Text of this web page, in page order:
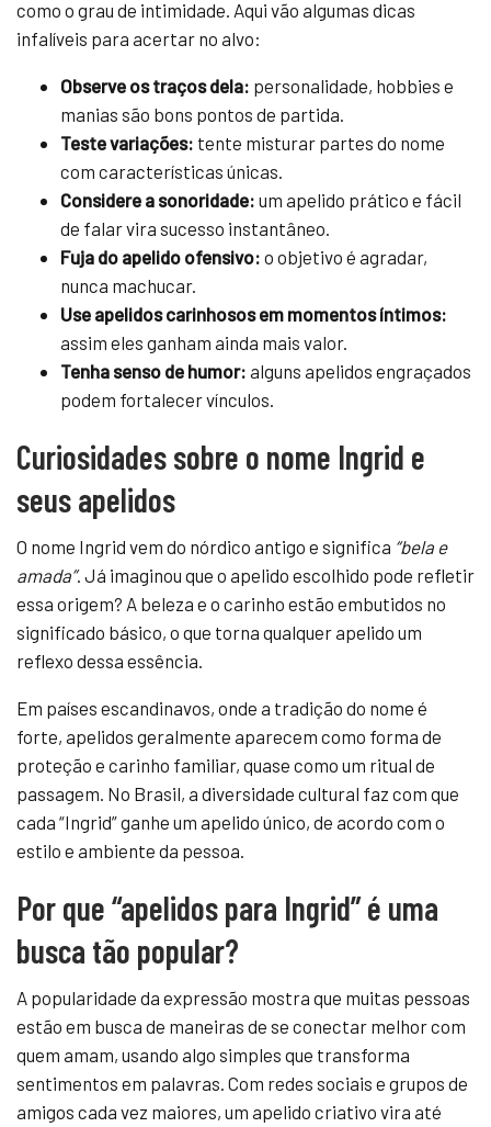
como o grau de intimidade. Aqui vão algumas dicas
infalíveis para acertar no alvo:
Observe os traços dela: personalidade, hobbies e
manias são bons pontos de partida.
Teste variações: tente misturar partes do nome
com características únicas.
Considere a sonoridade: um apelido prático e fácil
de falar vira sucesso instantâneo.
Fuja do apelido ofensivo: o objetivo é agradar,
nunca machucar.
Use apelidos carinhosos em momentos íntimos:
assim eles ganham ainda mais valor.
Tenha senso de humor: alguns apelidos engraçados
podem fortalecer vínculos.
Curiosidades sobre o nome Ingrid e
seus apelidos
O nome Ingrid vem do nórdico antigo e significa “bela e
amada”. Já imaginou que o apelido escolhido pode refletir
essa origem? A beleza e o carinho estão embutidos no
significado básico, o que torna qualquer apelido um
reflexo dessa essência.
Em países escandinavos, onde a tradição do nome é
forte, apelidos geralmente aparecem como forma de
proteção e carinho familiar, quase como um ritual de
passagem. No Brasil, a diversidade cultural faz com que
cada “Ingrid” ganhe um apelido único, de acordo com o
estilo e ambiente da pessoa.
Por que “apelidos para Ingrid” é uma
busca tão popular?
A popularidade da expressão mostra que muitas pessoas
estão em busca de maneiras de se conectar melhor com
quem amam, usando algo simples que transforma
sentimentos em palavras. Com redes sociais e grupos de
amigos cada vez maiores, um apelido criativo vira até